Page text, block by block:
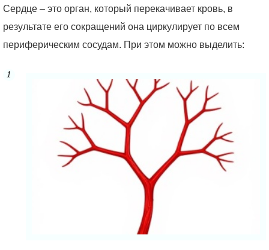
Сердце – это орган, который перекачивает кровь, в
результате его сокращений она циркулирует по всем
периферическим сосудам. При этом можно выделить: